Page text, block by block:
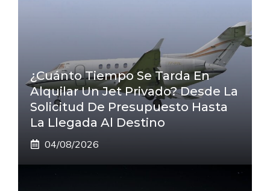
¿Cuánto Tiempo Se Tarda En
Alquilar Un Jet Privado? Desde La
Solicitud De Presupuesto Hasta
La Llegada Al Destino
04/08/2026